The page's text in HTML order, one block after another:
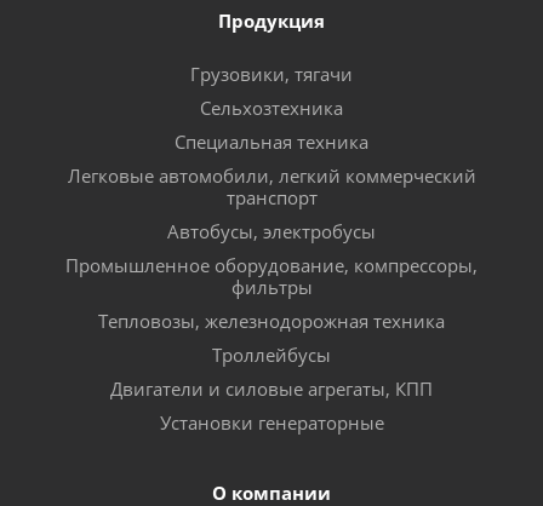
Продукция
Грузовики, тягачи
Сельхозтехника
Специальная техника
Легковые автомобили, легкий коммерческий
транспорт
Автобусы, электробусы
Промышленное оборудование, компрессоры,
фильтры
Тепловозы, железнодорожная техника
Троллейбусы
Двигатели и силовые агрегаты, КПП
Установки генераторные
О компании